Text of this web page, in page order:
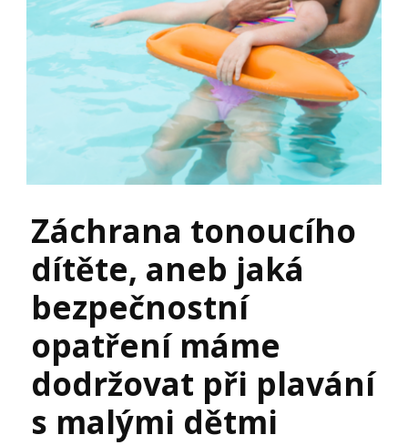
Záchrana tonoucího
dítěte, aneb jaká
bezpečnostní
opatření máme
dodržovat při plavání
s malými dětmi